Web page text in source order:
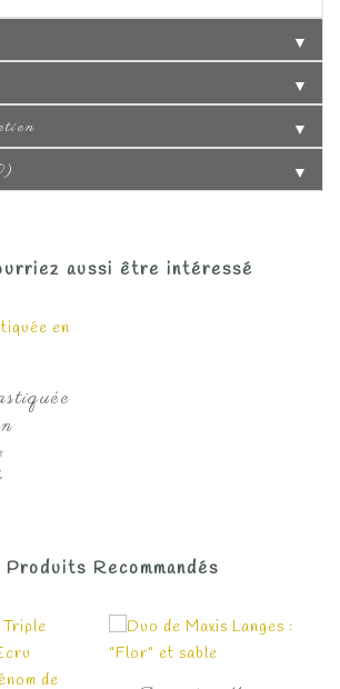
▼
▼
▼
▼
aussi être intéressé
Produits Recommandés